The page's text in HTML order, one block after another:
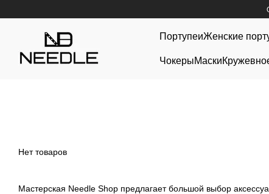
ПортупеиЖенские
ЧокерыМаски
Мастерская Needle Shop предлагает большой выбор
Нет товаров